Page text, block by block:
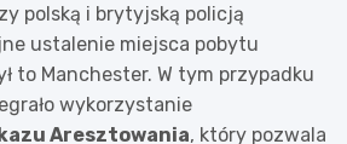
polską i brytyjską policją
ustalenie miejsca pobytu
to Manchester. W tym przypadku
wykorzystanie
Aresztowania, który pozwala